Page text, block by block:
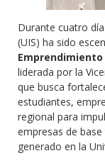
Durante cuatro
(UIS) ha sido
liderada por la
que busca
estudiantes,
regional para
empresas de
generado en la